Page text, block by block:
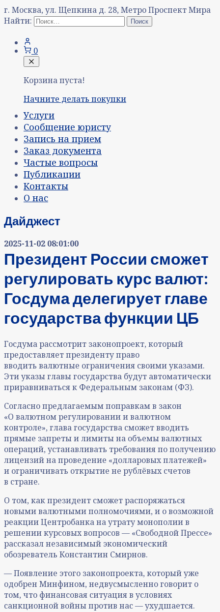
г. Москва, ул. Щепкина д. 28, Метро Проспект Мира
Найти:
0
Корзина пуста!
Начните делать покупки
Услуги
Сообщение юристу
Запись на прием
Заказ документа
Частые вопросы
Публикации
Контакты
О нас
Дайджест
2025-11-02 08:01:00
Президент России сможет
регулировать курс валют:
Госдума делегирует главе
государства функции ЦБ
Госдума рассмотрит законопроект, который
предоставляет президенту право
вводить валютные ограничения своими указами.
Эти указы главы государства будут автоматически
приравниваться к Федеральным законам (ФЗ).
Согласно предлагаемым поправкам в закон
«О валютном регулировании и валютном
контроле», глава государства сможет вводить
прямые запреты и лимиты на объемы валютных
операций, устанавливать требования по получению
лицензий на проведение «долларовых платежей»
и ограничивать открытие не рублёвых счетов
в стране.
О том, как президент сможет распоряжаться
новыми валютными полномочиями, и о возможной
реакции Центробанка на утрату монополии в
решении курсовых вопросов — «Свободной Прессе»
рассказал независимый экономический
обозреватель Константин Смирнов.
— Появление этого законопроекта, который уже
одобрен Минфином, недвусмысленно говорит о
том, что финансовая ситуация в условиях
санкционной войны против нас — ухудшается.